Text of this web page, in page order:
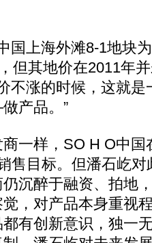
上海外滩8-1地块为
但其地价在2011年
不涨的时候，这就
产品。”
样，SO H O中国
售目标。但潘石屹
沉醉于融资、拍地
，对产品本身重视
有创新意识，独一